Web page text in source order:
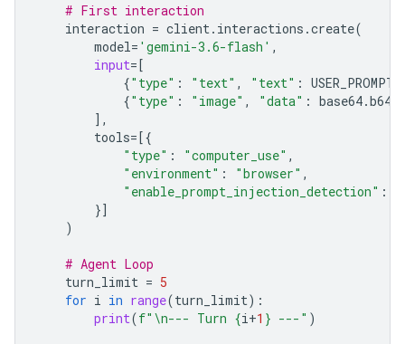
# First interaction
interaction = client. interactions .create(
model= 'gemini-3.6-flash' ,
input=[
{"type" : "text" , "text" : USER_PROMPT
{"type" : "image" , "data" : base64.
],
tools=[{
"type" : "computer_use" ,
"environment" : "browser" ,
"enable_prompt_injection_detection" :
}]
)
# Agent Loop
turn_limit = 5
for i in range(turn_limit):
print(f" \n--- Turn {i+1 } ---" )